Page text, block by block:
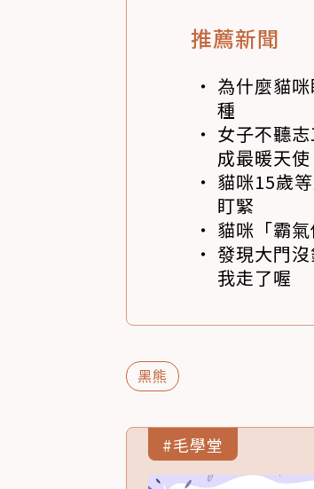
推薦新聞
為什麼貓
種
女子不聽
成最暖天使
貓咪15歲
盯緊
貓咪「霸
發現大門
我走了喔
黑熊
#毛學堂